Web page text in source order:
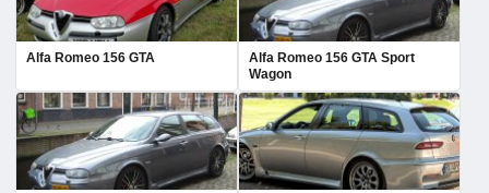
Alfa Romeo 156 GTA
Alfa Romeo 156 GTA Sport
Wagon